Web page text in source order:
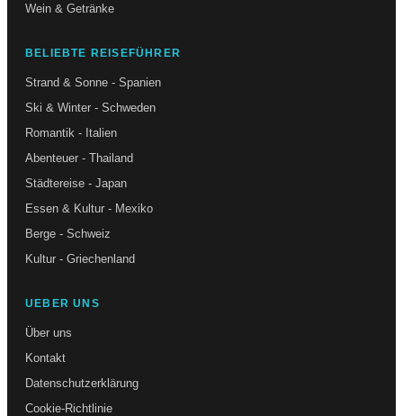
Wein & Getränke
BELIEBTE REISEFÜHRER
Strand & Sonne - Spanien
Ski & Winter - Schweden
Romantik - Italien
Abenteuer - Thailand
Städtereise - Japan
Essen & Kultur - Mexiko
Berge - Schweiz
Kultur - Griechenland
UEBER UNS
Über uns
Kontakt
Datenschutzerklärung
Cookie-Richtlinie